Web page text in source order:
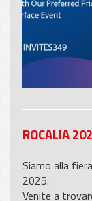
ROCALIA
Siamo alla
2025.
Venite a